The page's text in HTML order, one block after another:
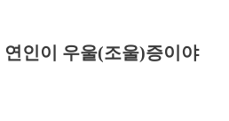
인이 우울(조울)증이야